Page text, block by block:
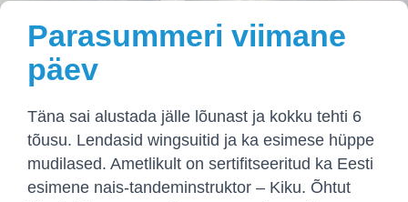
Parasummeri viimane
päev
Täna sai alustada jälle lõunast ja kokku tehti 6
tõusu. Lendasid wingsuitid ja ka esimese hüppe
mudilased. Ametlikult on sertifitseeritud ka Eesti
esimene nais-tandeminstruktor – Kiku. Õhtut